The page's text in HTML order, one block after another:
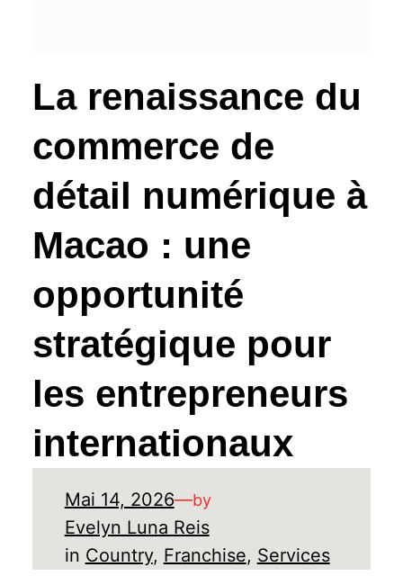
La renaissance du
commerce de
détail numérique à
Macao : une
opportunité
stratégique pour
les entrepreneurs
internationaux
Mai 14, 2026—by
Evelyn Luna Reis
in Country, Franchise, Services